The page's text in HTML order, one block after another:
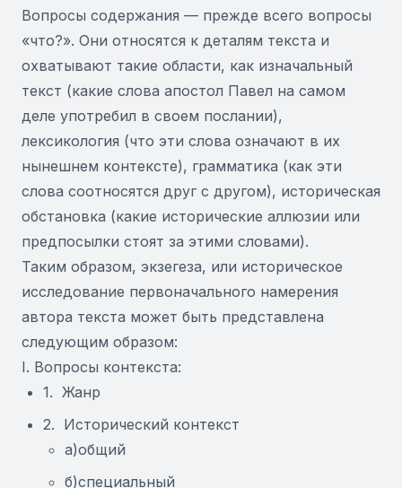
Вопросы содержания — прежде всего вопросы
«что?». Они относятся к деталям текста и
охватывают такие области, как изначальный
текст (какие слова апостол Павел на самом
деле употребил в своем послании),
лексикология (что эти слова означают в их
нынешнем контексте), грамматика (как эти
слова соотносятся друг с другом), историческая
обстановка (какие исторические аллюзии или
предпосылки стоят за этими словами).
Таким образом, экзегеза, или историческое
исследование первоначального намерения
автора текста может быть представлена
следующим образом:
I. Вопросы контекста:
1. Жанр
2. Исторический контекст
а)общий
б)специальный